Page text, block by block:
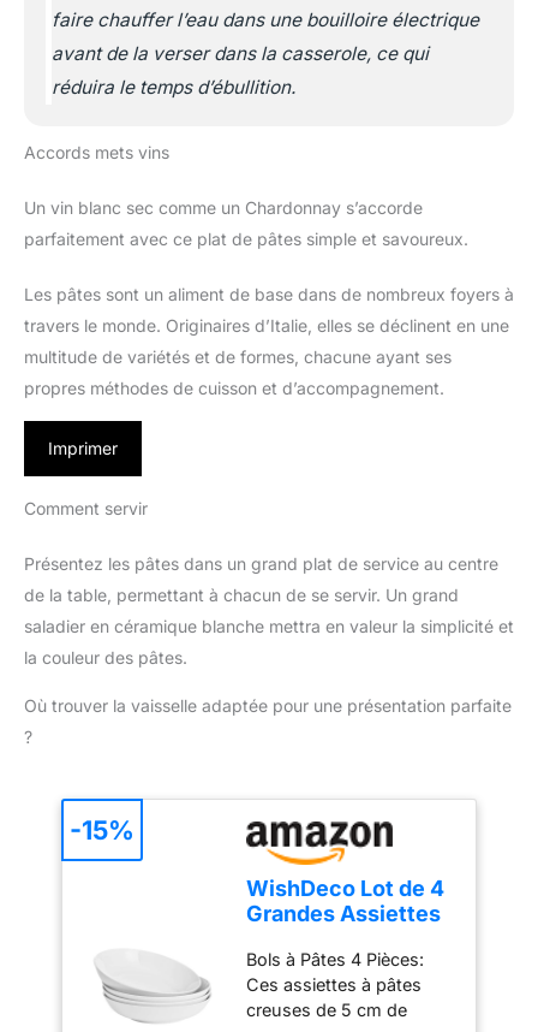
faire chauffer l’eau dans une bouilloire électrique
avant de la verser dans la casserole, ce qui
réduira le temps d’ébullition.
Accords mets vins
Un vin blanc sec comme un Chardonnay s’accorde
parfaitement avec ce plat de pâtes simple et savoureux.
Les pâtes sont un aliment de base dans de nombreux foyers à
travers le monde. Originaires d’Italie, elles se déclinent en une
multitude de variétés et de formes, chacune ayant ses
propres méthodes de cuisson et d’accompagnement.
Imprimer
Comment servir
Présentez les pâtes dans un grand plat de service au centre
de la table, permettant à chacun de se servir. Un grand
saladier en céramique blanche mettra en valeur la simplicité et
la couleur des pâtes.
Où trouver la vaisselle adaptée pour une présentation parfaite
?
WishDeco Lot de 4
Grandes Assiettes
Porcelaine 1100 ml,
Assiettes Creuses
Blanches, Bols à
Bols à Pâtes 4 Pièces:
Ces assiettes à pâtes
creuses de 5 cm de
-15%